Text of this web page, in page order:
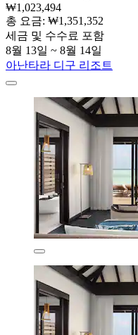
₩1,023,494
총 요금: ₩1,351,352
세금 및 수수료 포함
8월 13일 ~ 8월 14일
아난타라 디구 리조트